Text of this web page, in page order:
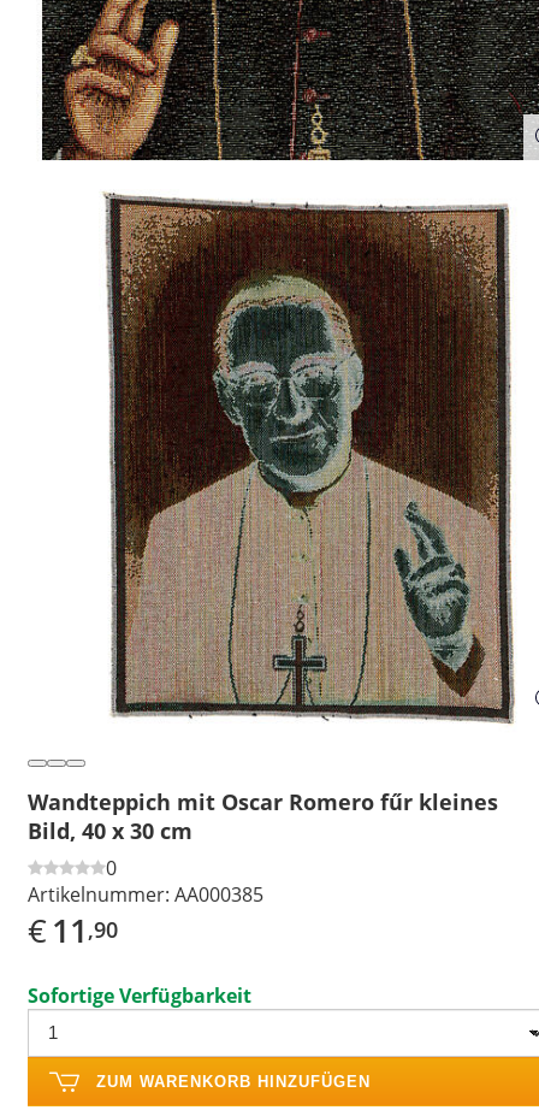
Wandteppich mit Oscar Romero fűr kleines
Bild, 40 x 30 cm
0
Artikelnummer: AA000385
€11 ,90
Sofortige Verfügbarkeit
ZUM WARENKORB HINZUFÜGEN